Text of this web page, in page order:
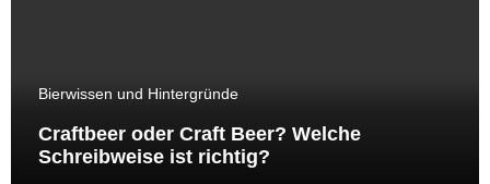
Bierwissen und Hintergründe
Craftbeer oder Craft Beer? Welche
Schreibweise ist richtig?